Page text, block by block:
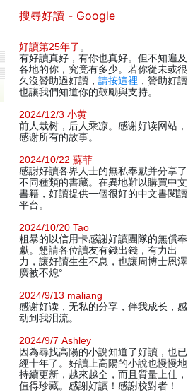
搜尋好讀 - Google
好讀第25年了 。
有好讀真好，有你也真好。但不知遍及
各地的你，究竟有多少。若你從未或很
久沒贊助過好讀， 請按這裡 ，贊助好讀
也讓我們知道你的鼓勵與支持。
2024/12/3 小黄
前人栽树，后人乘凉。感谢好读网站，
感谢所有的故事。
2024/10/22 蘇菲
感謝好讀各界人士的無私奉獻并分享了
不同種類的書藏。在異地難以購買中文
書籍，好讀提供一個很好的中文書閱讀
平台。
2024/10/20 Tao
粗暴的以信用卡感謝好讀團隊的無償奉
獻。懇請各位讀友有錢出錢，有力出
力，讓好讀生生不息，也讓周博士恩澤
廣被不熄°
2024/9/13 maliang
感谢好读，无私的分享，伴我成长，感
动到我泪流。
2024/9/7 Ashley
因為尋找高陽的小說知道了好讀，也已
經十年了。好讀上高陽的小說也慢慢地
持續更新，越來越全，而且質量上佳，
值得珍藏。感謝好讀！感謝校對者！